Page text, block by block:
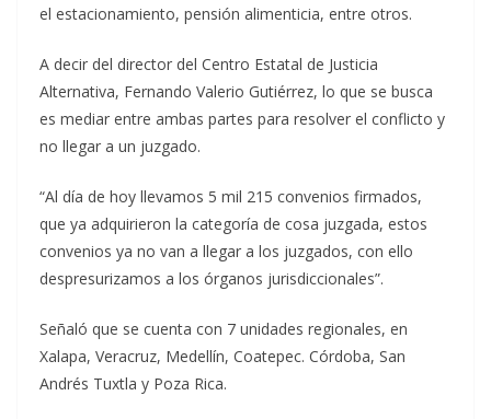
el estacionamiento, pensión alimenticia, entre otros.
A decir del director del Centro Estatal de Justicia
Alternativa, Fernando Valerio Gutiérrez, lo que se busca
es mediar entre ambas partes para resolver el conflicto y
no llegar a un juzgado.
“Al día de hoy llevamos 5 mil 215 convenios firmados,
que ya adquirieron la categoría de cosa juzgada, estos
convenios ya no van a llegar a los juzgados, con ello
despresurizamos a los órganos jurisdiccionales”.
Señaló que se cuenta con 7 unidades regionales, en
Xalapa, Veracruz, Medellín, Coatepec. Córdoba, San
Andrés Tuxtla y Poza Rica.